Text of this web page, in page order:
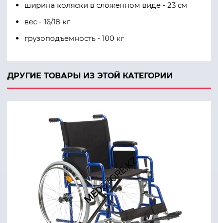
ширина коляски в сложенном виде - 23 см
вес - 16/18 кг
грузоподъемность - 100 кг
ДРУГИЕ ТОВАРЫ ИЗ ЭТОЙ КАТЕГОРИИ